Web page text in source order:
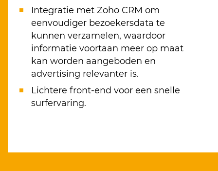
Integratie met Zoho CRM om
eenvoudiger bezoekersdata te
kunnen verzamelen, waardoor
informatie voortaan meer op maat
kan worden aangeboden en
advertising relevanter is.
Lichtere front-end voor een snelle
surfervaring.